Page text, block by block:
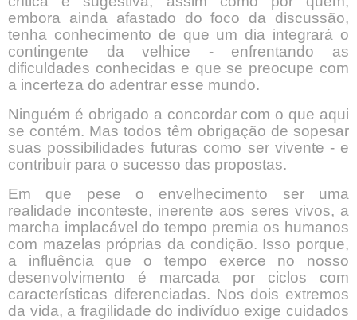
embora ainda afastado do foco da discussão,
tenha conhecimento de que um dia integrará o
contingente da velhice - enfrentando as
dificuldades conhecidas e que se preocupe com
a incerteza do adentrar esse mundo.
Ninguém é obrigado a concordar com o que aqui
se contém. Mas todos têm obrigação de sopesar
suas possibilidades futuras como ser vivente - e
contribuir para o sucesso das propostas.
Em que pese o envelhecimento ser uma
realidade inconteste, inerente aos seres vivos, a
marcha implacável do tempo premia os humanos
com mazelas próprias da condição. Isso porque,
a influência que o tempo exerce no nosso
desenvolvimento é marcada por ciclos com
características diferenciadas. Nos dois extremos
da vida, a fragilidade do indivíduo exige cuidados